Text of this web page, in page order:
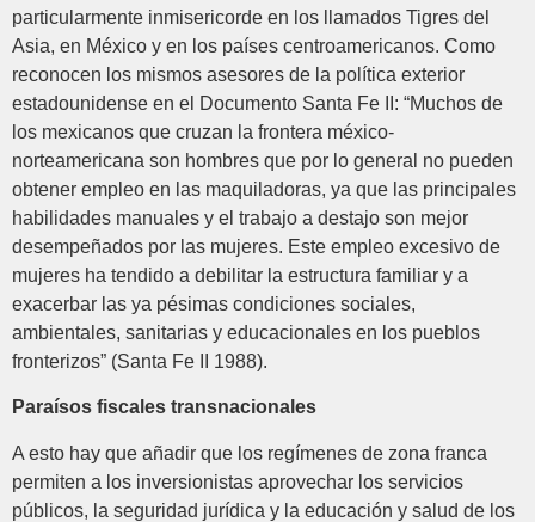
particularmente inmisericorde en los llamados Tigres del
Asia, en México y en los países centroamericanos. Como
reconocen los mismos asesores de la política exterior
estadounidense en el Documento Santa Fe II: “Muchos de
los mexicanos que cruzan la frontera méxico-
norteamericana son hombres que por lo general no pueden
obtener empleo en las maquiladoras, ya que las principales
habilidades manuales y el trabajo a destajo son mejor
desempeñados por las mujeres. Este empleo excesivo de
mujeres ha tendido a debilitar la estructura familiar y a
exacerbar las ya pésimas condiciones sociales,
ambientales, sanitarias y educacionales en los pueblos
fronterizos” (Santa Fe II 1988).
Paraísos fiscales transnacionales
A esto hay que añadir que los regímenes de zona franca
permiten a los inversionistas aprovechar los servicios
públicos, la seguridad jurídica y la educación y salud de los